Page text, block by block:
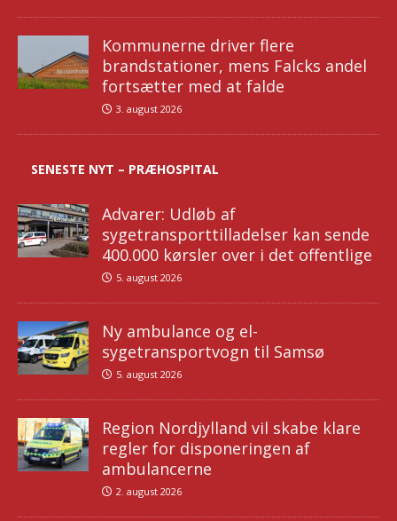
Kommunerne driver flere
brandstationer, mens Falcks andel
fortsætter med at falde
3. august 2026
SENESTE NYT – PRÆHOSPITAL
Advarer: Udløb af
sygetransporttilladelser kan sende
400.000 kørsler over i det offentlige
5. august 2026
Ny ambulance og el-
sygetransportvogn til Samsø
5. august 2026
Region Nordjylland vil skabe klare
regler for disponeringen af
ambulancerne
2. august 2026